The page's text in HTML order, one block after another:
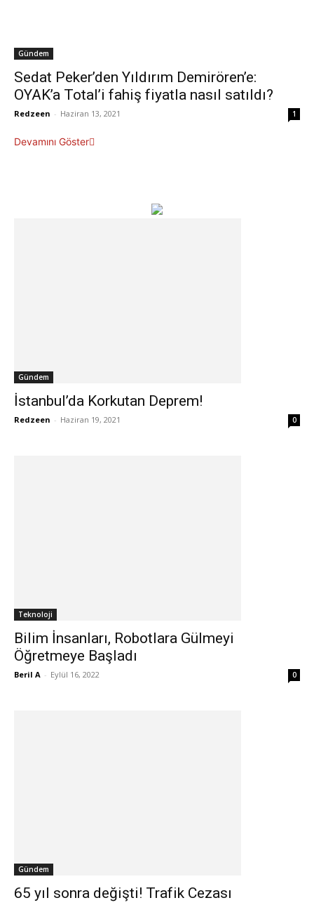
Gündem
Sedat Peker’den Yıldırım Demirören’e:
OYAK’a Total’i fahiş fiyatla nasıl satıldı?
Redzeen - Haziran 13, 2021 1
Devamını Göster
Gündem
İstanbul’da Korkutan Deprem!
Redzeen - Haziran 19, 2021 0
Teknoloji
Bilim İnsanları, Robotlara Gülmeyi
Öğretmeye Başladı
Beril A - Eylül 16, 2022 0
Gündem
65 yıl sonra değişti! Trafik Cezası